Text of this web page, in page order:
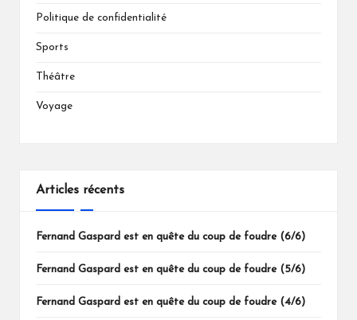
Politique de confidentialité
Sports
Théâtre
Voyage
Articles récents
Fernand Gaspard est en quête du coup de foudre (6/6)
Fernand Gaspard est en quête du coup de foudre (5/6)
Fernand Gaspard est en quête du coup de foudre (4/6)